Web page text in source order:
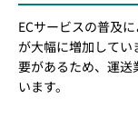
ECサービスの普及
が大幅に増加して
要があるため、運送
います。